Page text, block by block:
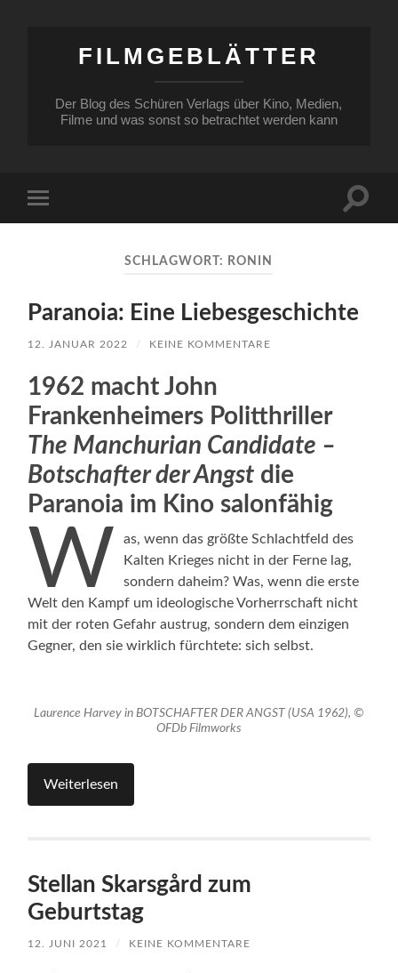
FILMGEBLÄTTER
Der Blog des Schüren Verlags über Kino, Medien,
Filme und was sonst so betrachtet werden kann
Menü
SCHLAGWORT: RONIN
Paranoia: Eine Liebesgeschichte
12. JANUAR 2022 / KEINE KOMMENTARE
1962 macht John
Frankenheimers Politthriller
The Manchurian Candidate –
Botschafter der Angst die
Paranoia im Kino salonfähig
W
as, wenn das größte Schlachtfeld des
Kalten Krieges nicht in der Ferne lag,
sondern daheim? Was, wenn die erste
Welt den Kampf um ideologische Vorherrschaft nicht
mit der roten Gefahr austrug, sondern dem einzigen
Gegner, den sie wirklich fürchtete: sich selbst.
Laurence Harvey in BOTSCHAFTER DER ANGST (USA 1962), ©
OFDb Filmworks
Weiterlesen
Stellan Skarsgård zum
Geburtstag
12. JUNI 2021 / KEINE KOMMENTARE